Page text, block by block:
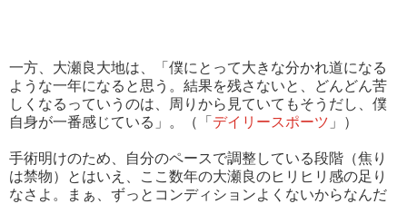
一方、大瀬良大地は、「僕にとって大きな分かれ道になる
ような一年になると思う。結果を残さないと、どんどん苦
しくなるっていうのは、周りから見ていてもそうだし、僕
自身が一番感じている」。（「 デイリースポーツ 」）
手術明けのため、自分のペースで調整している段階（焦り
は禁物）とはいえ、ここ数年の大瀬良のヒリヒリ感の足り
なさよ。まぁ、ずっとコンディションよくないからなんだ